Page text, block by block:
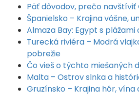
Päť dôvodov, prečo navštíviť
Španielsko – Krajina vášne,
Almaza Bay: Egypt s plážami
Turecká riviéra – Modrá
pobrežie
Čo vieš o týchto miešaných
Malta – Ostrov slnka a
Gruzínsko – Krajina hôr,